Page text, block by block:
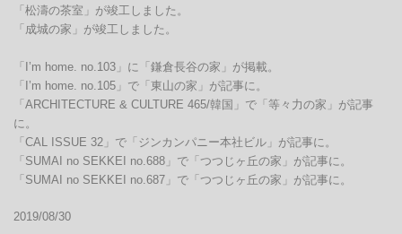
「松濤の茶室」が竣工しました。
「成城の家」が竣工しました。
「I’m home. no.103」に「鎌倉長谷の家」が掲載。
「I’m home. no.105」で「東山の家」が記事に。
「ARCHITECTURE & CULTURE 465/韓国」で「等々力の家」が記事
に。
「CAL ISSUE 32」で「ジンカンパニー本社ビル」が記事に。
「SUMAI no SEKKEI no.688」で「つつじヶ丘の家」が記事に。
「SUMAI no SEKKEI no.687」で「つつじヶ丘の家」が記事に。
2019/08/30